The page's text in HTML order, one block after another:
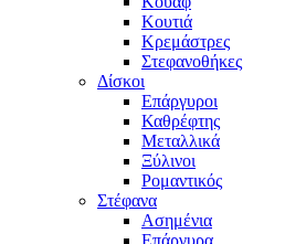
Κουτιά
Κρεμάστρες
Στεφανοθήκες
Δίσκοι
Επάργυροι
Καθρέφτης
Μεταλλικά
Ξύλινοι
Ρομαντικός
Στέφανα
Ασημένια
Επάργυρα